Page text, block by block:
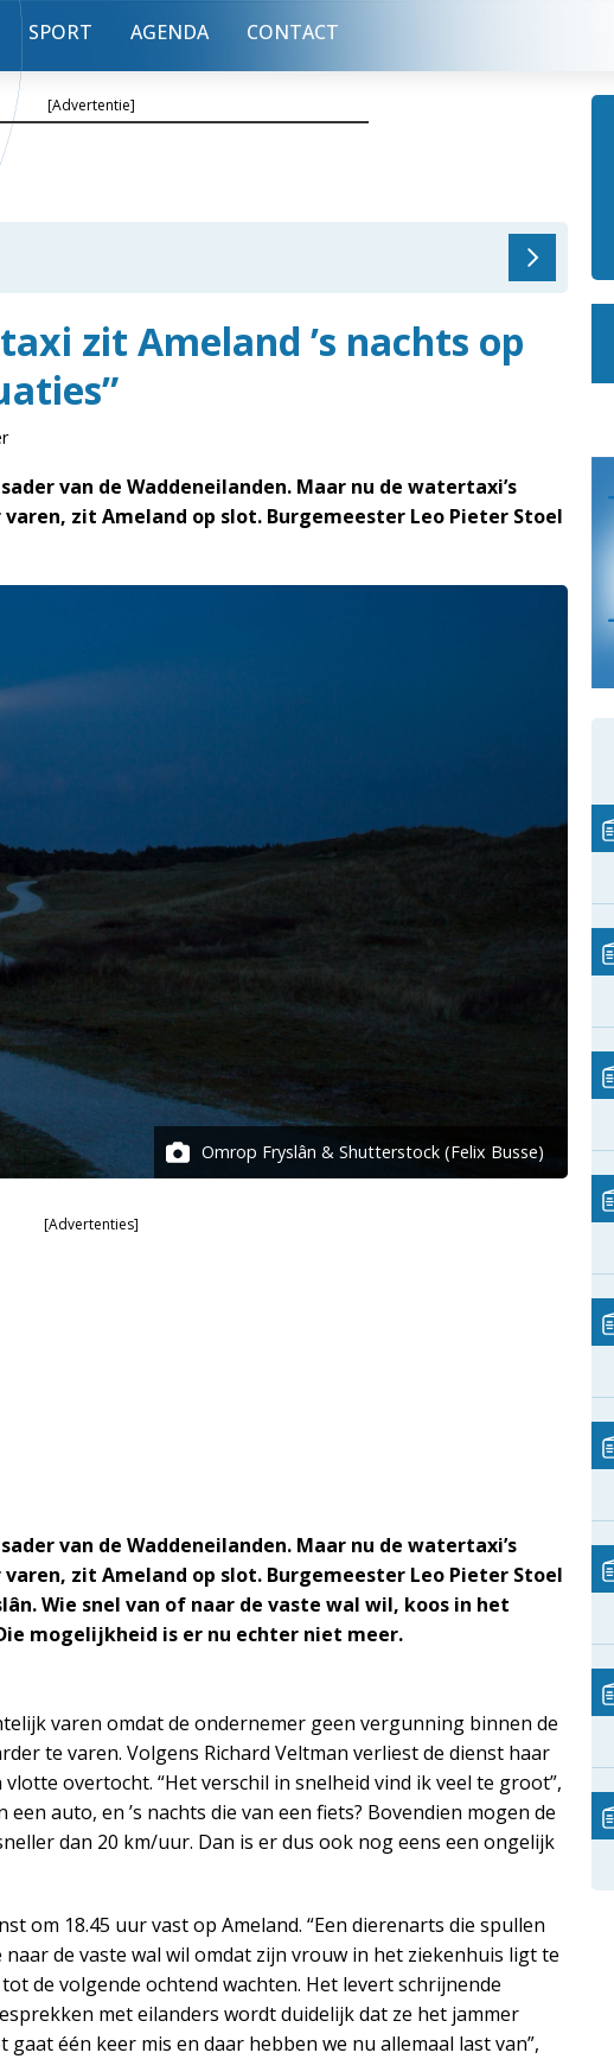
SPORT AGENDA CONTACT
[Advertentie]
zit Ameland ’s nachts op
van de Waddeneilanden. Maar nu de watertaxi’s
zit Ameland op slot. Burgemeester Leo Pieter Stoel
Omrop Fryslân & Shutterstock (Felix Busse)
[Advertenties]
van de Waddeneilanden. Maar nu de watertaxi’s
zit Ameland op slot. Burgemeester Leo Pieter Stoel
Wie snel van of naar de vaste wal wil, koos in het
mogelijkheid is er nu echter niet meer.
varen omdat de ondernemer geen vergunning binnen de
te varen. Volgens Richard Veltman verliest de dienst haar
overtocht. “Het verschil in snelheid vind ik veel te groot”,
auto, en ’s nachts die van een fiets? Bovendien mogen de
dan 20 km/uur. Dan is er dus ook nog eens een ongelijk
om 18.45 uur vast op Ameland. “Een dierenarts die spullen
de vaste wal wil omdat zijn vrouw in het ziekenhuis ligt te
de volgende ochtend wachten. Het levert schrijnende
met eilanders wordt duidelijk dat ze het jammer
één keer mis en daar hebben we nu allemaal last van”,